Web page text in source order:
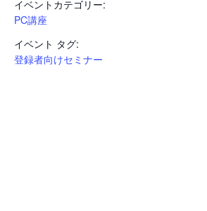
イベントカテゴリー:
PC講座
イベント タグ:
登録者向けセミナー